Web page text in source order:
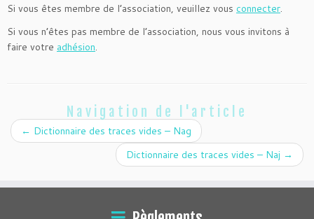
Si vous êtes membre de l’association, veuillez vous connecter.
Si vous n’êtes pas membre de l’association, nous vous invitons à
faire votre adhésion.
Navigation de l'article
← Dictionnaire des traces vides – Nag
Dictionnaire des traces vides – Naj →